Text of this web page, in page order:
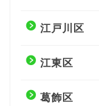
江戸川区
江東区
葛飾区